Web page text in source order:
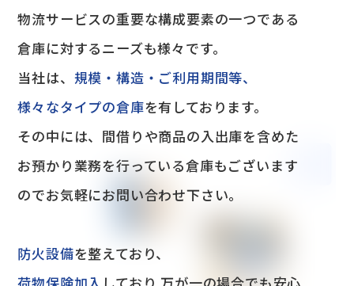
物流サービスの重要な構成要素の一つである
倉庫に対するニーズも様々です。
当社は、 規模・構造・ご利用期間等、
様々なタイプの倉庫を有しております。
その中には、間借りや商品の入出庫を含めた
お預かり業務を行っている倉庫もございます
のでお気軽にお問い合わせ下さい。
防火設備を整えており、